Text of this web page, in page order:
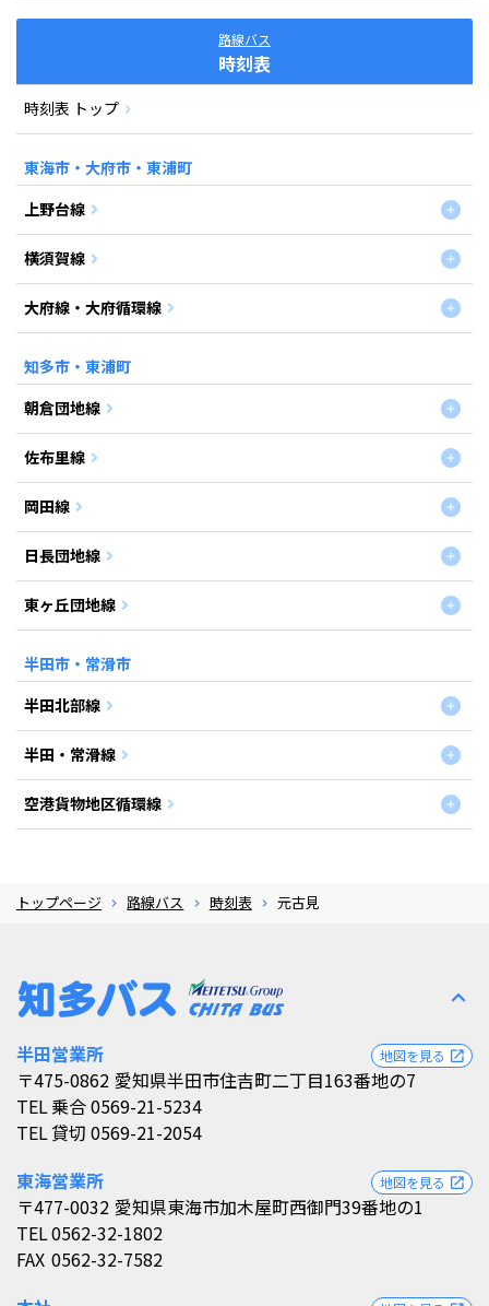
路線バス
時刻表
時刻表 トップ
東海市・大府市・東浦町
上野台線
横須賀線
大府線・大府循環線
知多市・東浦町
朝倉団地線
佐布里線
岡田線
日長団地線
東ヶ丘団地線
半田市・常滑市
半田北部線
半田・常滑線
空港貨物地区循環線
トップページ 路線バス 時刻表 元古見
expand_less
半田営業所
〒475-0862 愛知県半田市住吉町二丁目163番地の7
地図を見る open_in_new
TEL乗合 0569-21-5234
TEL貸切 0569-21-2054
東海営業所
〒477-0032 愛知県東海市加木屋町西御門39番地の1
地図を見る open_in_new
TEL0562-32-1802
FAX 0562-32-7582